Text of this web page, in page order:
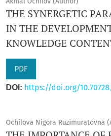
THE SYNERGETIC
IN THE
KNOWLEDGE
PDF
DOI: https://doi.org/
Ochilovа Nigorа Ruzimuratovna